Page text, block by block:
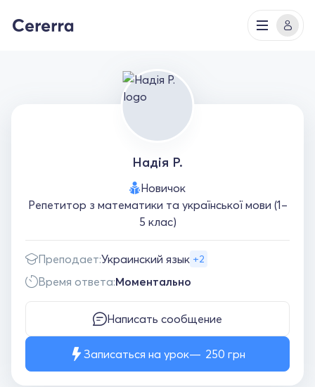
Надія Р.
Новичок
Репетитор з математики та української мови (1–
5 клас)
Преподает:Украинский язык +2
Время ответа:Моментально
Написать сообщение
Записаться на урок 250 грн